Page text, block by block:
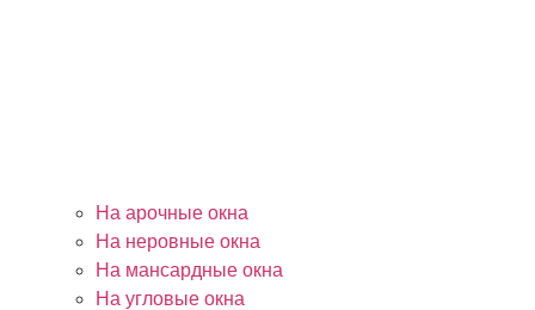
На арочные окна
На неровные окна
На мансардные окна
На угловые окна